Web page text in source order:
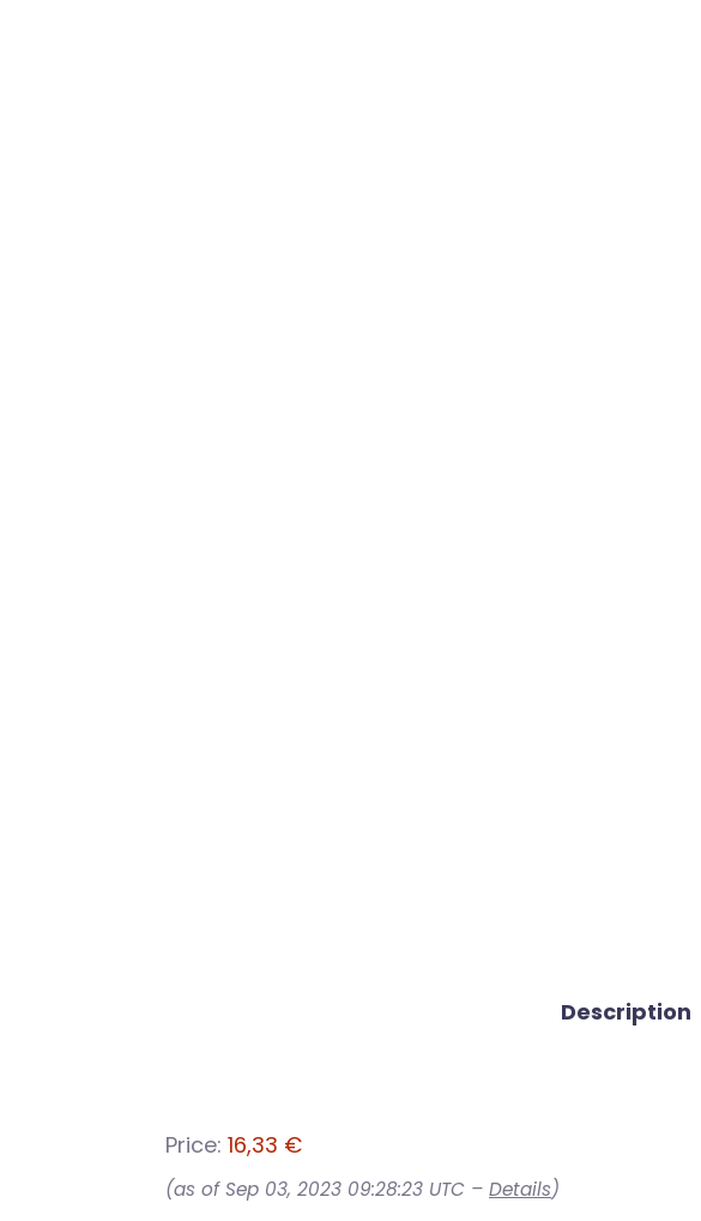
Description
Price: 16,33 €
(as of Sep 03, 2023 09:28:23 UTC – Details)